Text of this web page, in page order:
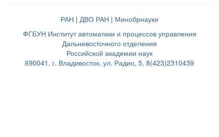
РАН | ДВО РАН | Минобрнауки
ФГБУН Институт автоматики и процессов управления
Дальневосточного отделения
Российской академии наук
690041, г. Владивосток, ул. Радио, 5, 8(423)2310439